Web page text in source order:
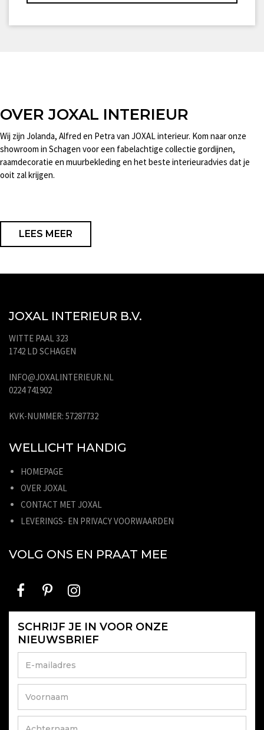
OVER JOXAL INTERIEUR
Wij zijn Jolanda, Alfred en Petra van JOXAL interieur. Kom naar onze
showroom in Schagen voor een fabelachtige collectie gordijnen,
raamdecoratie en muurbekleding en het beste interieuradvies dat je
ooit zal krijgen.
LEES MEER
JOXAL INTERIEUR B.V.
WITTE PAAL 323
1742 LD SCHAGEN
INFO@JOXALINTERIEUR.NL
0224 741902
KVK-NUMMER: 57287732
WELLICHT HANDIG
HOMEPAGE
OVER JOXAL
CONTACT MET JOXAL
LEVERINGS- EN PRIVACY VOORWAARDEN
VOLG ONS EN PRAAT MEE
SCHRIJF JE IN VOOR ONZE
NIEUWSBRIEF